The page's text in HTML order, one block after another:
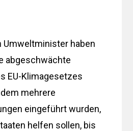
Umweltminister haben
abgeschwächte
EU-Klimagesetzes
mehrere
eingeführt wurden,
helfen sollen, bis